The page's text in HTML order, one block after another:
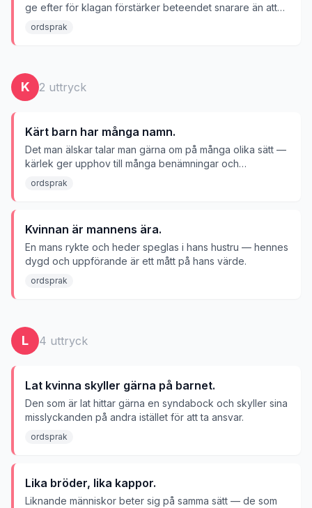
ge efter för klagan förstärker beteendet snarare än att
lugna.
ordsprak
K 2 uttryck
Kärt barn har många namn.
Det man älskar talar man gärna om på många olika sätt —
kärlek ger upphov till många benämningar och
smeknamn.
ordsprak
Kvinnan är mannens ära.
En mans rykte och heder speglas i hans hustru — hennes
dygd och uppförande är ett mått på hans värde.
ordsprak
L 4 uttryck
Lat kvinna skyller gärna på barnet.
Den som är lat hittar gärna en syndabock och skyller sina
misslyckanden på andra istället för att ta ansvar.
ordsprak
Lika bröder, lika kappor.
Liknande människor beter sig på samma sätt — de som